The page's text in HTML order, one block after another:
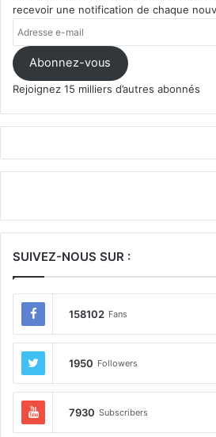
recevoir une notification de chaque
mail Abonnez-vous
Rejoignez 15 milliers d’autres abonnés
SUIVEZ-NOUS SUR :
158102 Fans
1950 Followers
7930 Subscribers